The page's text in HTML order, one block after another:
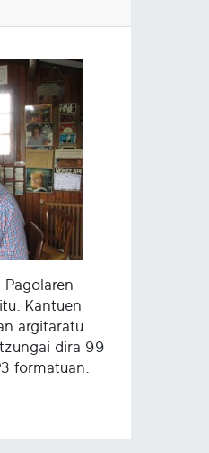
Pagolaren
Kantuen
argitaratu
dira 99
formatuan.